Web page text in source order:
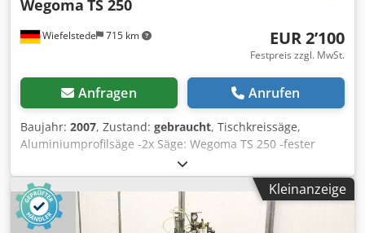
Wiefelstede 715 km
Wegoma TS 250
EUR 2’100
Festpreis zzgl. MwSt.
Anfragen Anrufen
Baujahr: 2007, Zustand: gebraucht, Tischkreissäge,
Aluminiumprofilsäge -2x Säge: Wegoma TS 250 -fester
Schnittabstand: ca. 450 mm -Sägen: einzeln oder
gleichzeitig steuerbar -mit: Fußschalter -Sägeblatt: Ø 250
mm Codpfod Sm U Rex Aftsha -Spannung: 220/380 V -
Sägemotor: 0,75 kW -Abmessungen: 850/790/H1660 mm -
Gewicht: 234 kg
Kleinanzeige